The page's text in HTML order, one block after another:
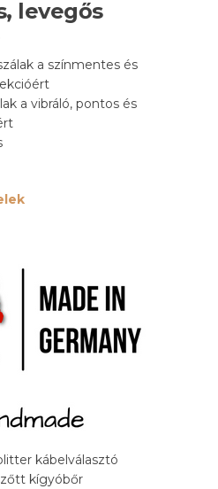
levegős
a színmentes és
a vibráló, pontos és
kábelválasztó
kígyóbőr